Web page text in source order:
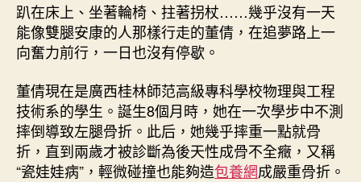
趴在床上、坐著輪椅、拄著拐杖……幾乎沒有一天
能像雙腿安康的人那樣行走的董倩，在追夢路上一
向奮力前行，一日也沒有停歇。
董倩現在是廣西桂林師范高級專科學校物理與工程
技術系的學生。誕生8個月時，她在一次學步中不測
摔倒導致左腿骨折。此后，她幾乎摔重一點就骨
折，直到兩歲才被診斷為後天性成骨不全癥，又稱
“瓷娃娃病”，輕微碰撞也能夠造包養網成嚴重骨折。